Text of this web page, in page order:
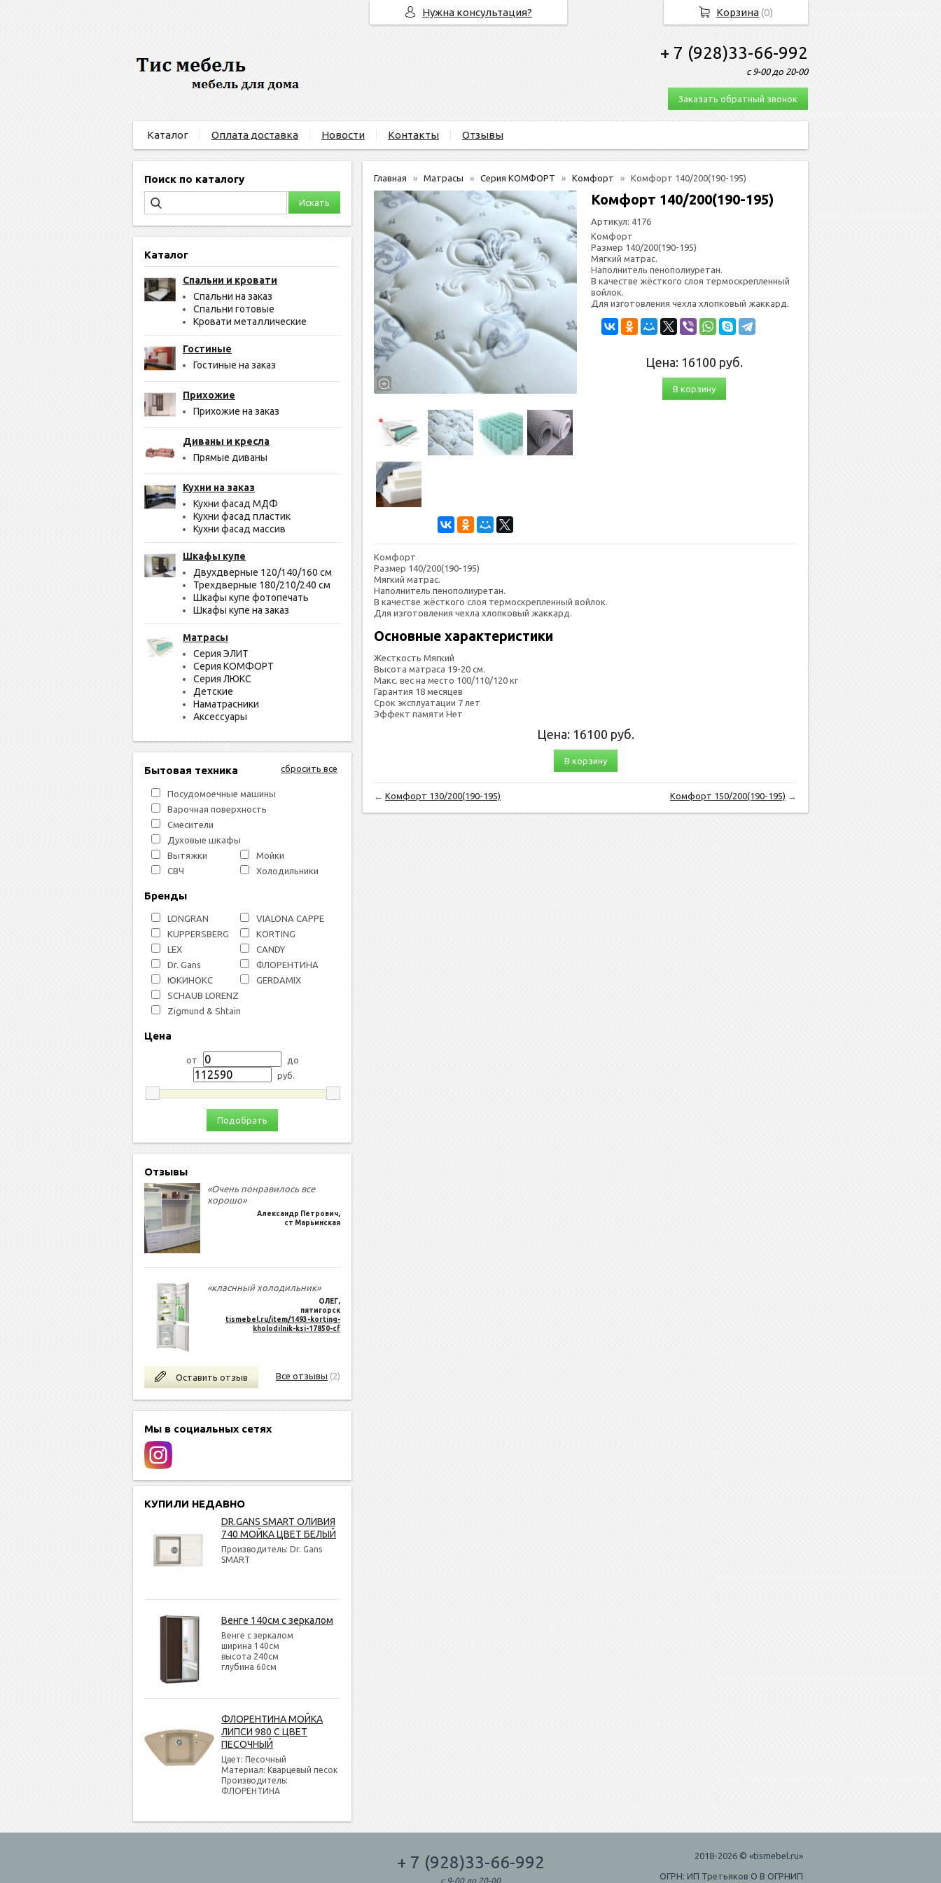
+ 7 (928)33-66-992
с 9-00 до 20-00
Заказать обратный звонок
Каталог Оплата доставка Новости Контакты Отзывы
Поиск по каталогу
Каталог
Спальни и кровати
Спальни на заказ
Спальни готовые
Кровати металлические
Гостиные
Гостиные на заказ
Прихожие
Прихожие на заказ
Диваны и кресла
Прямые диваны
Кухни на заказ
Кухни фасад МДФ
Кухни фасад пластик
Кухни фасад массив
Шкафы купе
Двухдверные 120/140/160 см
Трехдверные 180/210/240 см
Шкафы купе фотопечать
Шкафы купе на заказ
Матрасы
Серия ЭЛИТ
Серия КОМФОРТ
Серия ЛЮКС
Детские
Наматрасники
Аксессуары
сбросить все
Бытовая техника
Посудомоечные машины
Варочная поверхность
Смесители
Духовые шкафы
Вытяжки
Мойки
СВЧ
Холодильники
Бренды
LONGRAN
VIALONA CAPPE
KUPPERSBERG
KORTING
LEX
СANDY
Dr. Gans
ФЛОРЕНТИНА
ЮКИНОКС
GERDAMIX
SCHAUB LORENZ
Zigmund & Shtain
Цена
от
до
руб.
Подобрать
Отзывы
«Очень понравилось все
хорошо»
Александр Петрович,
ст Марьинская
«класнный холодильник»
ОЛЕГ,
пятигорск
tismebel.ru/item/1493-korting-
kholodilnik-ksi-17850-cf
Оставить отзыв Все отзывы (2)
Мы в социальных сетях
КУПИЛИ НЕДАВНО
DR.GANS SMART ОЛИВИЯ
740 МОЙКА ЦВЕТ БЕЛЫЙ
Производитель: Dr. Gans
SMART
Венге 140см с зеркалом
Венге с зеркалом
ширина 140см
высота 240см
глубина 60см
ФЛОРЕНТИНА МОЙКА
ЛИПСИ 980 С ЦВЕТ
ПЕСОЧНЫЙ
Цвет: Песочный
Материал: Кварцевый песок
Производитель:
ФЛОРЕНТИНА
Главная Матрасы Серия КОМФОРТ Комфорт Комфорт 140/200(190-195)
Комфорт 140/200(190-195)
Артикул: 4176
Комфорт
Размер 140/200(190-195)
Мяг­кий мат­рас.
На­пол­ни­тель пе­нопо­ли­уре­тан.
В ка­чес­тве жёс­тко­го слоя тер­мос­креп­ленный
вой­лок.
Для из­го­тов­ле­ния чех­ла хлоп­ко­вый жак­кард.
Цена: 16100 руб.
В корзину
Комфорт
Размер 140/200(190-195)
Мяг­кий мат­рас.
На­пол­ни­тель пе­нопо­ли­уре­тан.
В ка­чес­тве жёс­тко­го слоя тер­мос­креп­ленный вой­лок.
Для из­го­тов­ле­ния чех­ла хлоп­ко­вый жак­кард.
Основные характеристики
Жесткость Мягкий
Высота матраса 19-20 см.
Макс. вес на место 100/110/120 кг
Гарантия 18 месяцев
Срок эксплуатации 7 лет
Эффект памяти Нет
Цена: 16100 руб.
В корзину
← Комфорт 130/200(190-195) Комфорт 150/200(190-195) →
2018-2026 © «tismebel.ru»
ОГРН: ИП Третьяков О В ОГРНИП
+ 7 (928)33-66-992
с 9-00 до 20-00
Нужна консультация? Корзина(0)